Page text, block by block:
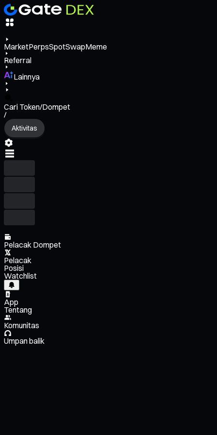
MarketPerpsSpotSwapMeme
Referral
Lainnya
Cari Token/Dompet
/
Aktivitas
Pelacak Dompet
Pelacak
Posisi
Watchlist
App
Tentang
Komunitas
Umpan balik